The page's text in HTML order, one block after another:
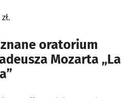
oratorium
Mozarta „La